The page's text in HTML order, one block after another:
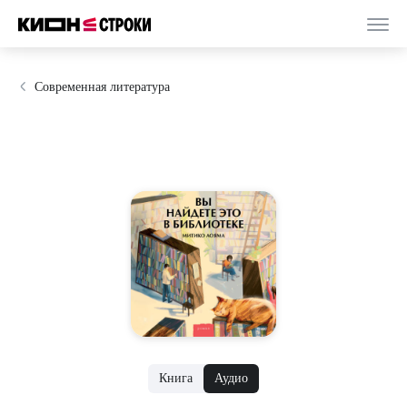
Современная литература
Книга Аудио